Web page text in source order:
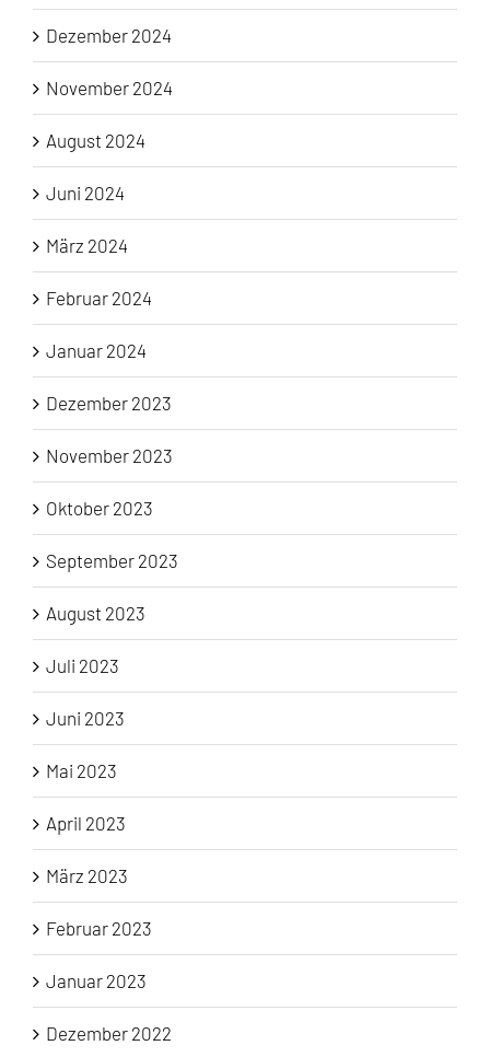
Dezember 2024
November 2024
August 2024
Juni 2024
März 2024
Februar 2024
Januar 2024
Dezember 2023
November 2023
Oktober 2023
September 2023
August 2023
Juli 2023
Juni 2023
Mai 2023
April 2023
März 2023
Februar 2023
Januar 2023
Dezember 2022